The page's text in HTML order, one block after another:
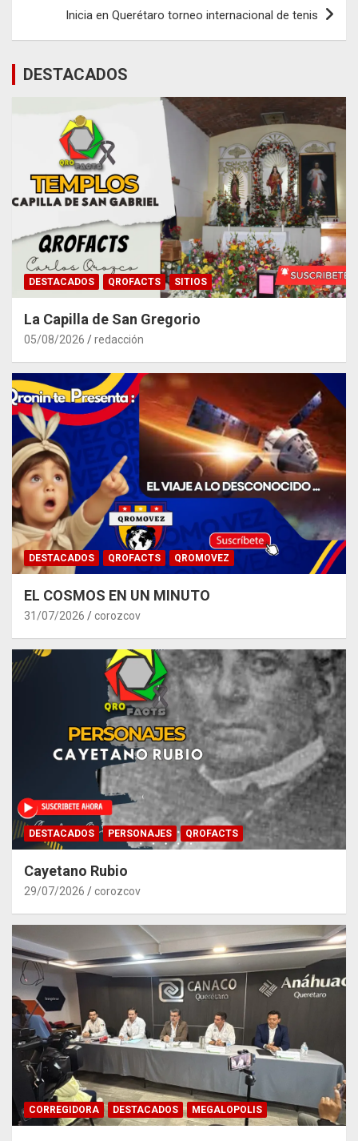
Inicia en Querétaro torneo internacional de tenis
DESTACADOS
DESTACADOS QROFACTS SITIOS
La Capilla de San Gregorio
05/08/2026 redacción
DESTACADOS QROFACTS QROMOVEZ
EL COSMOS EN UN MINUTO
31/07/2026 corozcov
DESTACADOS PERSONAJES QROFACTS
Cayetano Rubio
29/07/2026 corozcov
CORREGIDORA DESTACADOS MEGALOPOLIS